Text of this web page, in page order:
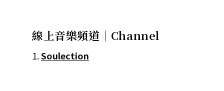
線上音樂頻道｜Channel
1.Soulection